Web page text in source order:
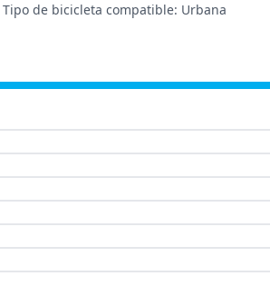
de bicicleta compatible: Urbana